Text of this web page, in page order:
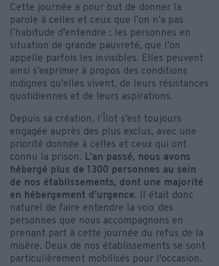
Cette journée a pour but de donner la
parole à celles et ceux que l’on n’a pas
l’habitude d’entendre : les personnes en
situation de grande pauvreté, que l’on
appelle parfois les invisibles. Elles peuvent
ainsi s’exprimer à propos des conditions
indignes qu’elles vivent, de leurs résistances
quotidiennes et de leurs aspirations.
Depuis sa création, l’Îlot s’est toujours
engagée auprès des plus exclus, avec une
priorité donnée à celles et ceux qui ont
connu la prison. L’an passé, nous avons
hébergé plus de 1300 personnes au sein
de nos établissements, dont une majorité
en hébergement d’urgence. Il était donc
naturel de faire entendre la voix des
personnes que nous accompagnons en
prenant part à cette journée du refus de la
misère. Deux de nos établissements se sont
particulièrement mobilisés pour l'occasion.